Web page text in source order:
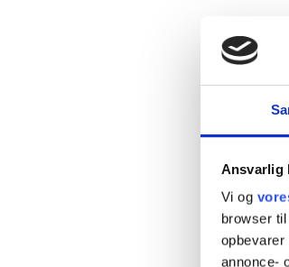
Ansvarlig
Vi og
browser
opbevarer
annonce-